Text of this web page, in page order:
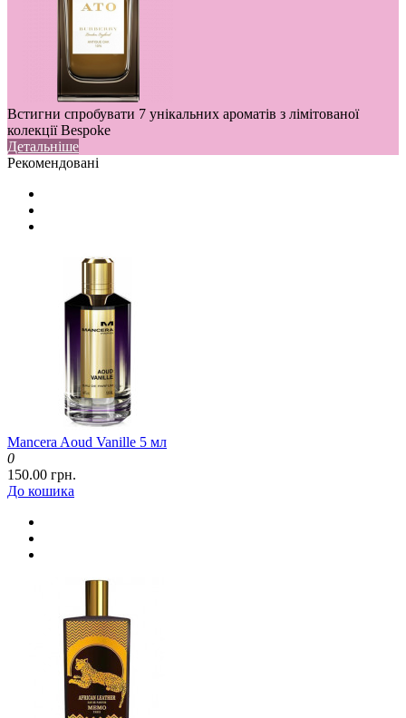
Встигни спробувати 7 унікальних ароматів з лімітованої
колекції Bespoke
Детальніше
Рекомендовані
Mancera Aoud Vanille 5 мл
0
150.00 грн.
До кошика